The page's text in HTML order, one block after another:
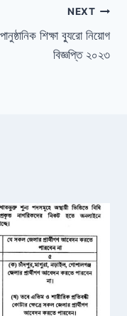
NEXT
শিক্ষা ব্যুরো নিয়োগ
বিজ্ঞপ্তি ২০২৩